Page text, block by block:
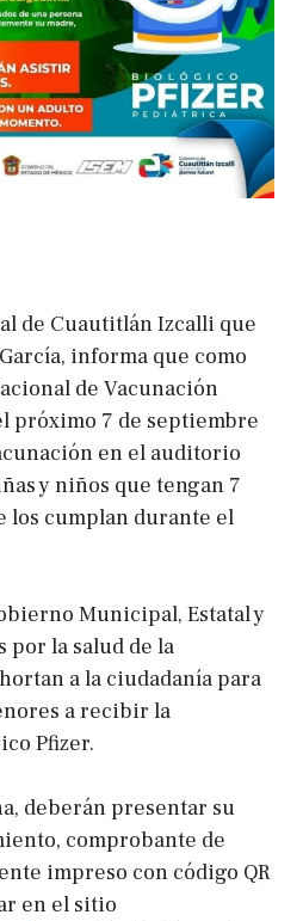
de Cuautitlán Izcalli que
informa que como
de Vacunación
próximo 7 de septiembre
en el auditorio
y niños que tengan 7
los cumplan durante el
Municipal, Estatal y
por la salud de la
a la ciudadanía para
a recibir la
Pfizer.
deberán presentar su
comprobante de
impreso con código QR
en el sitio